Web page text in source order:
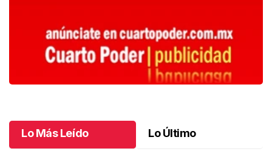
Lo Más Leído Lo Último